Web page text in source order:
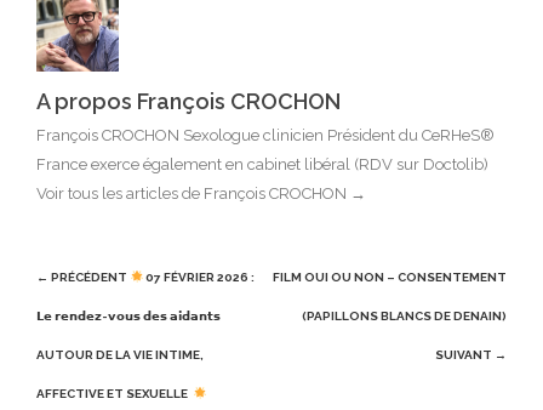
A propos François CROCHON
François CROCHON Sexologue clinicien Président du CeRHeS®
France exerce également en cabinet libéral (RDV sur Doctolib)
Voir tous les articles de François CROCHON →
Post
navigation
← PRÉCÉDENT 07 FÉVRIER 2026 :
𝗟𝗲 𝗿𝗲𝗻𝗱𝗲𝘇-𝘃𝗼𝘂𝘀 𝗱𝗲𝘀 𝗮𝗶𝗱𝗮𝗻𝘁𝘀
AUTOUR DE LA VIE INTIME,
AFFECTIVE ET SEXUELLE
FILM OUI OU NON – CONSENTEMENT
(PAPILLONS BLANCS DE DENAIN)
SUIVANT →